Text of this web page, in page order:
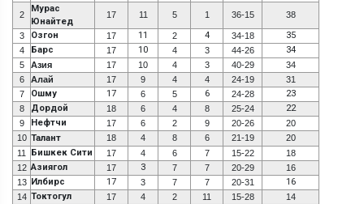
2
Мурас
Юнайтед
17 11 5 1 36-15 38
3 Озгон 17 11 2 4 34-18 35
4 Барс 17 10 4 3 44-26 34
5 Азия 17 10 4 3 40-29
34
6
Алай 17 9 4 4 24-19
31
7
Ошму 17 6 5 6 24-28 23
8 Дордой 18 6 4 8 25-24 22
9 Нефтчи 17 6 2 9 20-26
20
10 Талант 18 4 8 6 21-19
20
11
Бишкек Сити 17 4 6 7 15-22
18
12 Азиягол 17 3 7 7 20-29
16
13 Илбирс 17 3 7 7 20-31 16
14 Токтогул 17 4 2 11 15-28
14